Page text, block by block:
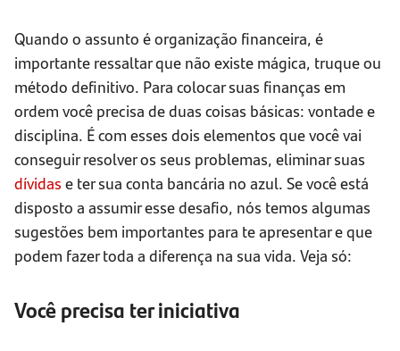
Quando o assunto é organização financeira, é
importante ressaltar que não existe mágica, truque ou
método definitivo. Para colocar suas finanças em
ordem você precisa de duas coisas básicas: vontade e
disciplina. É com esses dois elementos que você vai
conseguir resolver os seus problemas, eliminar suas
dívidas e ter sua conta bancária no azul. Se você está
disposto a assumir esse desafio, nós temos algumas
sugestões bem importantes para te apresentar e que
podem fazer toda a diferença na sua vida. Veja só:
Você precisa ter iniciativa